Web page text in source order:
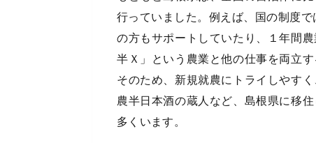
行っていました。例えば、国の制度
の方もサポートしていたり、１年間
半Ｘ」という農業と他の仕事を両立
そのため、新規就農にトライしやす
農半日本酒の蔵人など、島根県に移
多くいます。